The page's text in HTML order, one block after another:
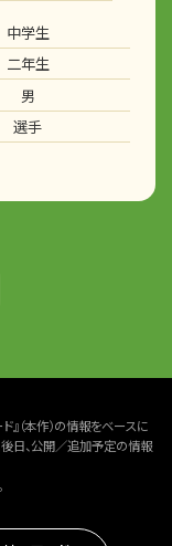
中学生
二年生
男
選手
』（本作）の情報をベースに
後日、公開／追加予定の情報